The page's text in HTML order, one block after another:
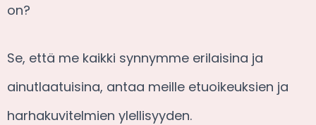
on?
Se, että me kaikki synnymme erilaisina ja
ainutlaatuisina, antaa meille etuoikeuksien ja
harhakuvitelmien ylellisyyden.